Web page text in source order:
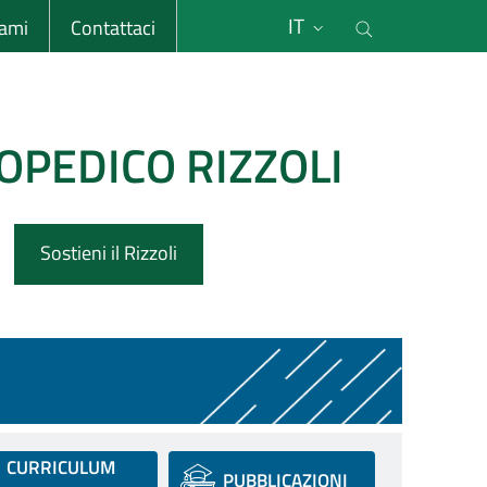
Contattaci IT
RIZZOLI
Sostieni il Rizzoli
CURRICULUM
PUBBLICAZIONI